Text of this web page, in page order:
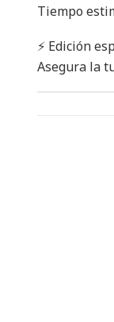
Tiempo
⚡ Edición
Asegura la